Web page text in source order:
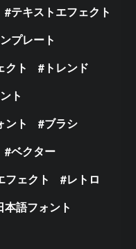
テキストエフェクト
プレート
クト
トレンド
ト
ント
ブラシ
ベクター
フェクト
レトロ
本語フォント